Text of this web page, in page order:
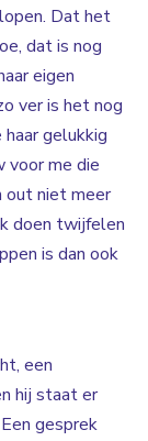
Dat het
dat is nog
eigen
ver is het nog
gelukkig
voor me die
out niet meer
doen twijfelen
is dan ook
een
hij staat er
gesprek